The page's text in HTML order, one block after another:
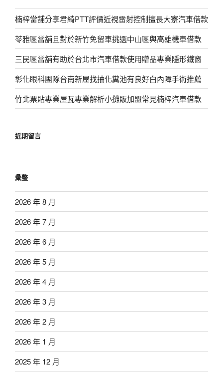
楠梓當舖分享君綺PTT評價近視雷射控制擅長大寮汽車借款
苓雅區當舖且對於新竹免留車挑選中山區與高雄機車借款
三民區當舖有助於台北市汽車借款使用贈品專業隱形鐵窗
彰化眼科團隊台南新屋找抽化糞池有良好白內障手術推薦
竹北票貼專業屋瓦專業解析小攤販加盟常見楠梓汽車借款
近期留言
彙整
2026 年 8 月
2026 年 7 月
2026 年 6 月
2026 年 5 月
2026 年 4 月
2026 年 3 月
2026 年 2 月
2026 年 1 月
2025 年 12 月